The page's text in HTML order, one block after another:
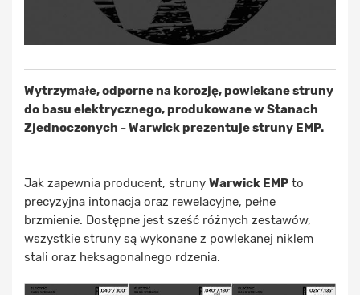
Wytrzymałe, odporne na korozję, powlekane struny
do basu elektrycznego, produkowane w Stanach
Zjednoczonych - Warwick prezentuje struny EMP.
Jak zapewnia producent, struny Warwick EMP to
precyzyjna intonacja oraz rewelacyjne, pełne
brzmienie. Dostępne jest sześć różnych zestawów,
wszystkie struny są wykonane z powlekanej niklem
stali oraz heksagonalnego rdzenia.